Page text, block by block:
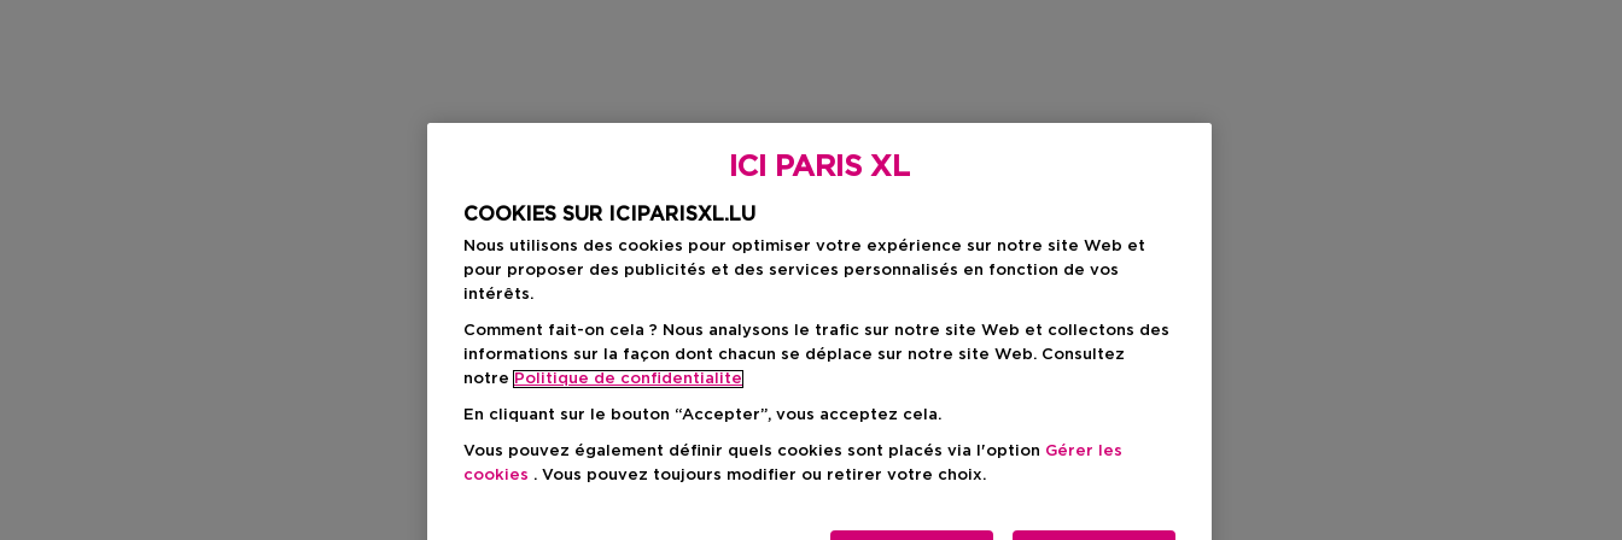
ICI PARIS XL
COOKIES SUR ICIPARISXL.LU
Nous utilisons des cookies pour optimiser votre expérience sur notre site Web et
pour proposer des publicités et des services personnalisés en fonction de vos
intérêts.
Comment fait-on cela ? Nous analysons le trafic sur notre site Web et collectons des
informations sur la façon dont chacun se déplace sur notre site Web. Consultez
notre Politique de confidentialite
En cliquant sur le bouton “Accepter”, vous acceptez cela.
Vous pouvez également définir quels cookies sont placés via l'option Gérer les
cookies . Vous pouvez toujours modifier ou retirer votre choix.